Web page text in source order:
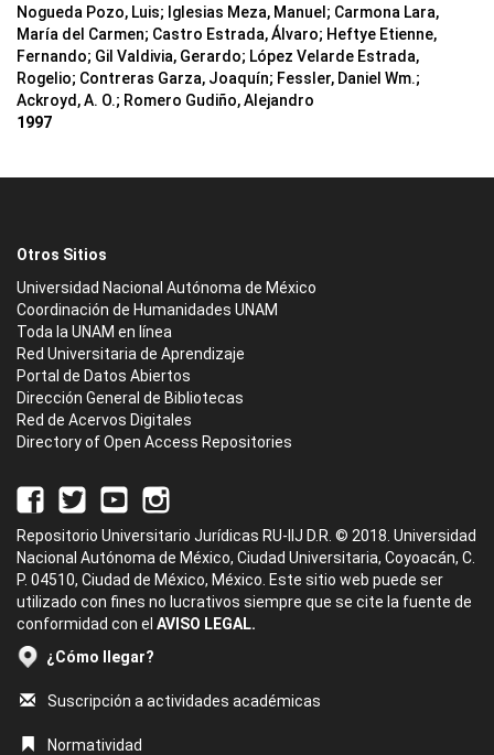
Nogueda Pozo, Luis; Iglesias Meza, Manuel; Carmona Lara,
María del Carmen; Castro Estrada, Álvaro; Heftye Etienne,
Fernando; Gil Valdivia, Gerardo; López Velarde Estrada,
Rogelio; Contreras Garza, Joaquín; Fessler, Daniel Wm.;
Ackroyd, A. O.; Romero Gudiño, Alejandro
1997
Otros Sitios
Universidad Nacional Autónoma de México
Coordinación de Humanidades UNAM
Toda la UNAM en línea
Red Universitaria de Aprendizaje
Portal de Datos Abiertos
Dirección General de Bibliotecas
Red de Acervos Digitales
Directory of Open Access Repositories
Repositorio Universitario Jurídicas RU-IIJ D.R. © 2018. Universidad
Nacional Autónoma de México, Ciudad Universitaria, Coyoacán, C.
P. 04510, Ciudad de México, México. Este sitio web puede ser
utilizado con fines no lucrativos siempre que se cite la fuente de
conformidad con el AVISO LEGAL.
¿Cómo llegar?
Suscripción a actividades académicas
Normatividad